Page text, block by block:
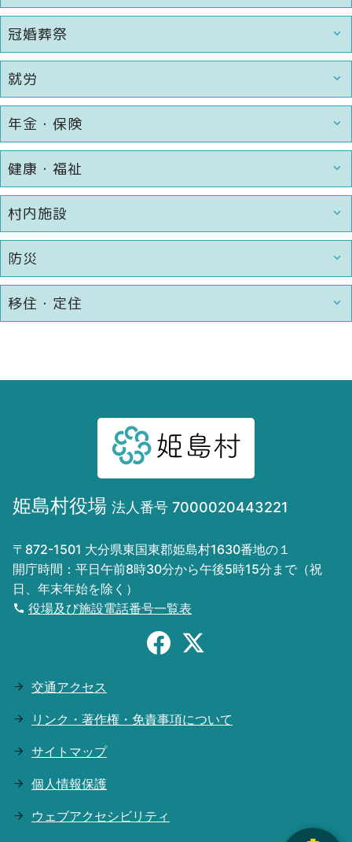
冠婚葬祭
就労
年金・保険
健康・福祉
村内施設
防災
移住・定住
姫島村役場 法人番号 7000020443221
〒872-1501 大分県東国東郡姫島村1630番地の１
開庁時間：平日午前8時30分から午後5時15分まで（祝
日、年末年始を除く）
役場及び施設電話番号一覧表
交通アクセス
リンク・著作権・免責事項について
サイトマップ
個人情報保護
ウェブアクセシビリティ